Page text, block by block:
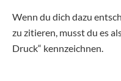
Wenn du dich dazu
zu zitieren, musst du es
Druck“ kennzeichnen.